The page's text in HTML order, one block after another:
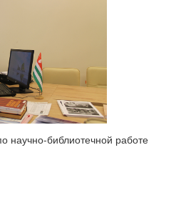
научно-библиотечной работе